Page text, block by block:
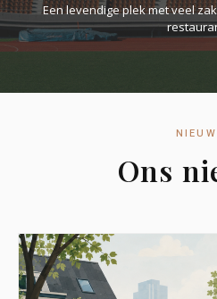
Een levendige plek met veel
Ons